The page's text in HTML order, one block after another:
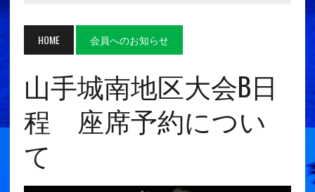
HOME 会員へのお知らせ
山手城南地区大会B日
程 座席予約につい
て